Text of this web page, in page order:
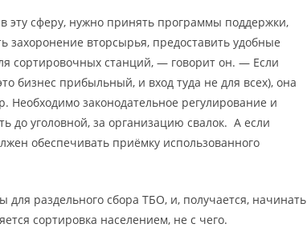
эту сферу, нужно принять программы поддержки,
захоронение вторсырья, предоставить удобные
сортировочных станций, — говорит он. — Если
бизнес прибыльный, и вход туда не для всех), она
Необходимо законодательное регулирование и
до уголовной, за организацию свалок. А если
обеспечивать приёмку использованного
для раздельного сбора ТБО, и, получается, начинать
сортировка населением, не с чего.